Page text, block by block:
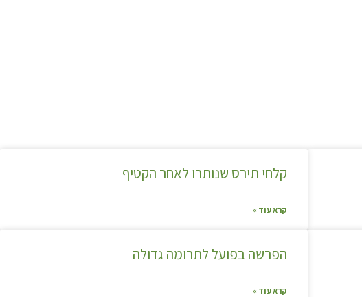
קלחי תירס שנותרו לאחר הקטיף
קרא עוד »
הפרשה בפועל לתרומה גדולה
קרא עוד »